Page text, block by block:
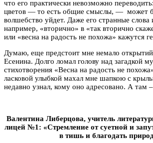
что его практически невозможно
цветов — то есть общие смыслы, — может
волшебство уйдет. Даже его странные слова
например, «вторично» в «так вторично
или «весна на радость не похожа» кажутся
Думаю, еще предстоит мне немало
Есенина. Долго ломал голову над загадкой
стихотворения «Весна на радость не
ласковой улыбкой махал мне шапкою с
недавно узнал, кому оно адресовано. А там –
Валентина Либерцова, учитель
лицей №1: «Стремление от суетной и
в тишь и благодать